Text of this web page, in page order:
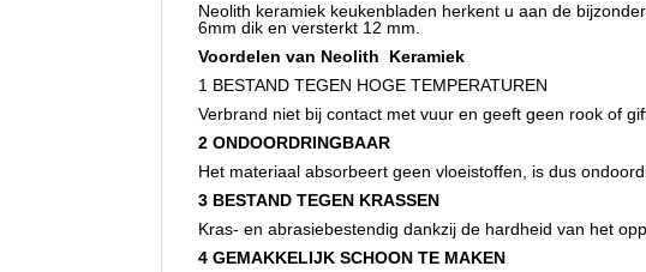
Neolith keramiek keukenbladen herkent u aan de
6mm dik en versterkt 12 mm.
Voordelen van Neolith Keramiek
1 BESTAND TEGEN HOGE TEMPERATUREN
Verbrand niet bij contact met vuur en geeft geen rook of
2 ONDOORDRINGBAAR
Het materiaal absorbeert geen vloeistoffen, is dus
3 BESTAND TEGEN KRASSEN
Kras- en abrasiebestendig dankzij de hardheid van het
4 GEMAKKELIJK SCHOON TE MAKEN